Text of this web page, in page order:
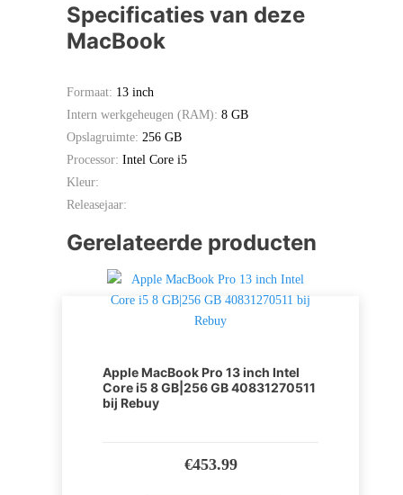
Specificaties van deze
MacBook
Formaat: 13 inch
Intern werkgeheugen (RAM): 8 GB
Opslagruimte: 256 GB
Processor: Intel Core i5
Kleur:
Releasejaar:
Gerelateerde producten
Apple MacBook Pro 13 inch Intel
Core i5 8 GB|256 GB 40831270511
bij Rebuy
€453.99